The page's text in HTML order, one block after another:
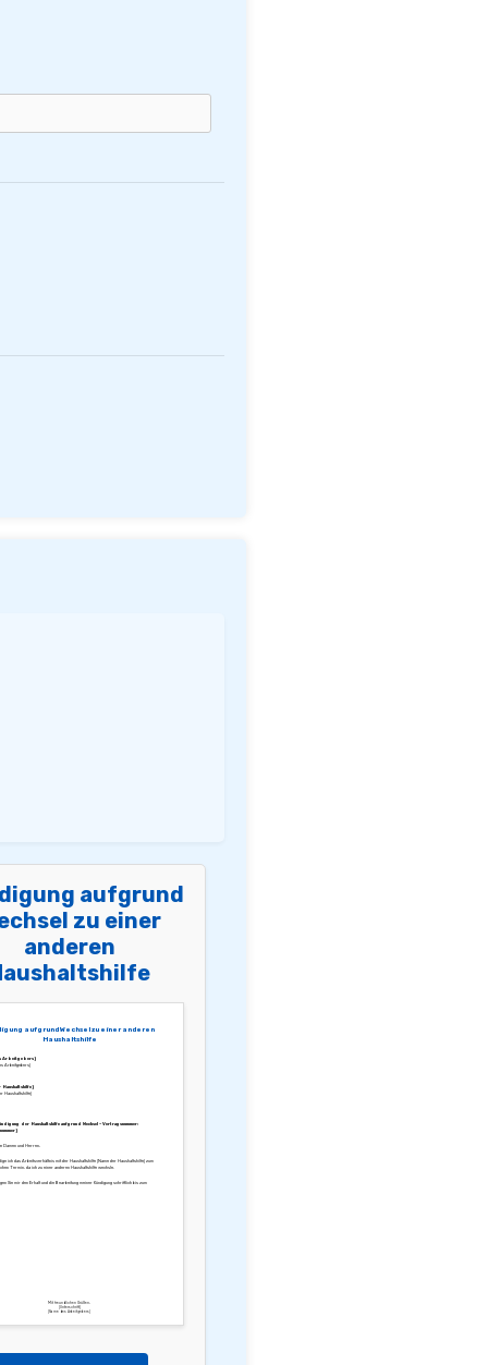
aufgrund
zu einer
anderen
aufgrund Wechsel zu einer anderen
Haushaltshilfe
Arbeitgebers]
Arbeitgebers]
Haushaltshilfe]
Haushaltshilfe]
der Haushaltshilfe aufgrund Wechsel – Vertragsnummer:
Damen und Herren,
ich das Arbeitsverhältnis mit der Haushaltshilfe [Name der Haushaltshilfe] zum
Termin, da ich zu einer anderen Haushaltshilfe wechsle.
Sie mir den Erhalt und die Bearbeitung meiner Kündigung schriftlich bis zum
Mit freundlichen Grüßen,
[Unterschrift]
[Name des Arbeitgebers]